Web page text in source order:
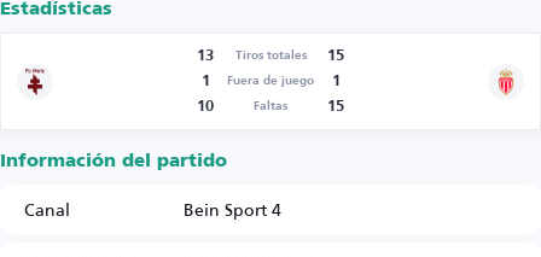
Estadísticas
13 Tiros totales
15
1
Fuera de juego
1
10
Faltas 15
Información del partido
Canal
Bein Sport 4